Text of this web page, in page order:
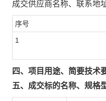
成交供应商名称、联系地
序号
1
四、项目用途、简要技术
五、成交标的名称、规格